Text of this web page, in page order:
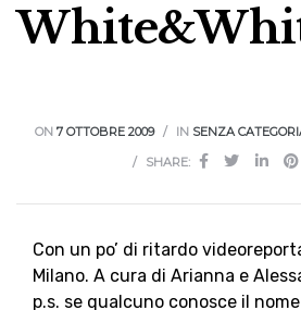
ON 7 OTTOBRE 2009 IN SENZA
SHARE:
Con un po’ di ritardo
Milano. A cura di Arianna e
p.s. se qualcuno conosce il